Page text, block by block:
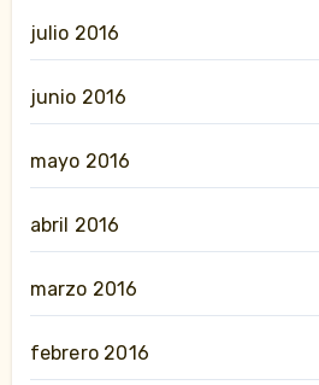
julio 2016
junio 2016
mayo 2016
abril 2016
marzo 2016
febrero 2016